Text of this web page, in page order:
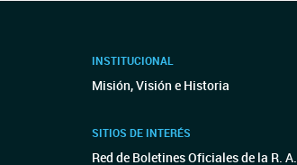
INSTITUCIONAL
Misión, Visión e Historia
SITIOS DE INTERÉS
Red de Boletines Oficiales de la R. A.